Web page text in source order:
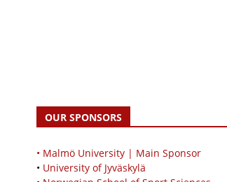
OUR SPONSORS
• Malmö University | Main Sponsor
• University of Jyväskylä